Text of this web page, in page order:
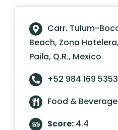
Carr. Tulum-
Beach, Zona
Paila, Q.R., Mexico
+52 984 169 5353
Food &
Score: 4.4